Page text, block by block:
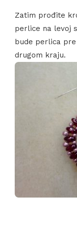
Zatim prođite
perlice na levoj
bude perlica
drugom kraju.